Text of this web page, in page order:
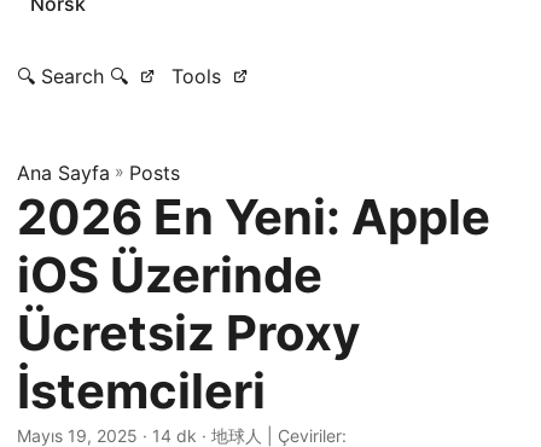
🔍 Search 🔍 Tools
Ana Sayfa » Posts
2026 En Yeni: Apple
iOS Üzerinde
Ücretsiz Proxy
İstemcileri
Mayıs 19, 2025 · 14 dk · 地球人 | Çeviriler: